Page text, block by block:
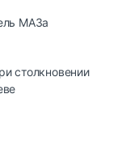
МАЗа
столкновении